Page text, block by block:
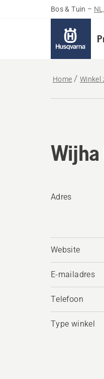
Bos & Tuin –
Home Winkel
Wijha
Adres
Website
E-mailadres
Telefoon
Type winkel